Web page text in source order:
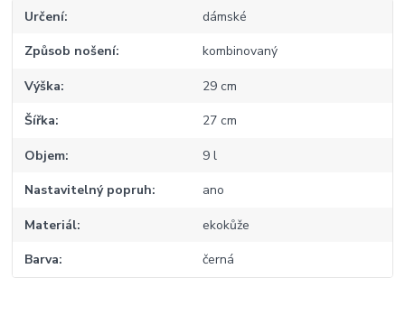
Určení dámské
Způsob nošení kombinovaný
Výška 29 cm
Šířka 27 cm
Objem 9 l
Nastavitelný popruh ano
Materiál ekokůže
Barva černá